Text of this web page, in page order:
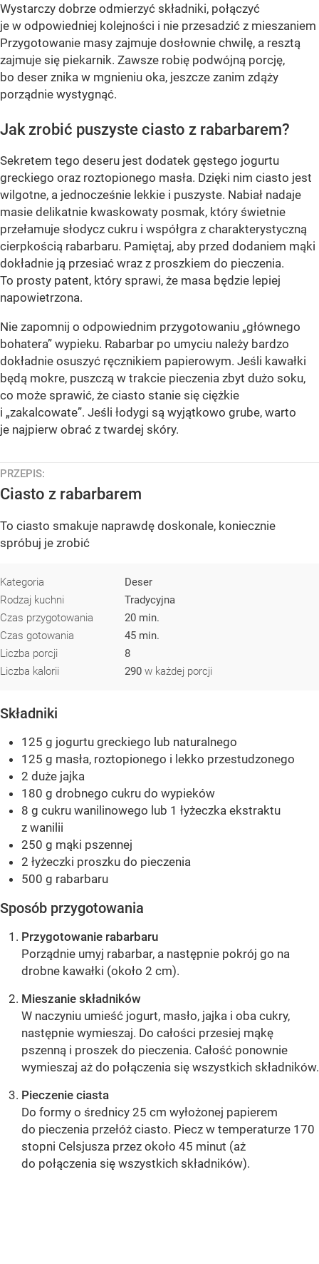
Wystarczy dobrze odmierzyć składniki, połączyć
je w odpowiedniej kolejności i nie przesadzić z mieszaniem
Przygotowanie masy zajmuje dosłownie chwilę, a resztą
zajmuje się piekarnik. Zawsze robię podwójną porcję,
bo deser znika w mgnieniu oka, jeszcze zanim zdąży
porządnie wystygnąć.
Jak zrobić puszyste ciasto z rabarbarem?
Sekretem tego deseru jest dodatek gęstego jogurtu
greckiego oraz roztopionego masła. Dzięki nim ciasto jest
wilgotne, a jednocześnie lekkie i puszyste. Nabiał nadaje
masie delikatnie kwaskowaty posmak, który świetnie
przełamuje słodycz cukru i współgra z charakterystyczną
cierpkością rabarbaru. Pamiętaj, aby przed dodaniem mąki
dokładnie ją przesiać wraz z proszkiem do pieczenia.
To prosty patent, który sprawi, że masa będzie lepiej
napowietrzona.
Nie zapomnij o odpowiednim przygotowaniu „głównego
bohatera” wypieku. Rabarbar po umyciu należy bardzo
dokładnie osuszyć ręcznikiem papierowym. Jeśli kawałki
będą mokre, puszczą w trakcie pieczenia zbyt dużo soku,
co może sprawić, że ciasto stanie się ciężkie
i „zakalcowate”. Jeśli łodygi są wyjątkowo grube, warto
je najpierw obrać z twardej skóry.
PRZEPIS:
Ciasto z rabarbarem
To ciasto smakuje naprawdę doskonale, koniecznie
spróbuj je zrobić
Kategoria
Deser
Rodzaj kuchni
Tradycyjna
Czas przygotowania
20 min.
Czas gotowania
45 min.
Liczba porcji
8
Liczba kalorii
290 w każdej porcji
Składniki
125 g jogurtu greckiego lub naturalnego
125 g masła, roztopionego i lekko przestudzonego
2 duże jajka
180 g drobnego cukru do wypieków
8 g cukru wanilinowego lub 1 łyżeczka ekstraktu
z wanilii
250 g mąki pszennej
2 łyżeczki proszku do pieczenia
500 g rabarbaru
Sposób przygotowania
Przygotowanie rabarbaru
Porządnie umyj rabarbar, a następnie pokrój go na
drobne kawałki (około 2 cm).
Mieszanie składników
W naczyniu umieść jogurt, masło, jajka i oba cukry,
następnie wymieszaj. Do całości przesiej mąkę
pszenną i proszek do pieczenia. Całość ponownie
wymieszaj aż do połączenia się wszystkich składników.
Pieczenie ciasta
Do formy o średnicy 25 cm wyłożonej papierem
do pieczenia przełóż ciasto. Piecz w temperaturze 170
stopni Celsjusza przez około 45 minut (aż
do połączenia się wszystkich składników).